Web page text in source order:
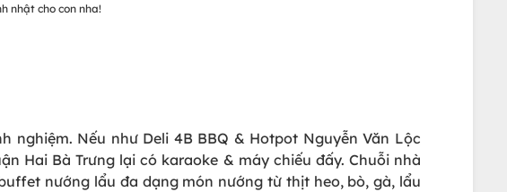
nhật cho con nha!
Nếu như Deli 4B BBQ & Hotpot Nguyễn Văn Lộc
Hai Bà Trưng lại có karaoke & máy chiếu đấy. Chuỗi nhà
nướng lẩu đa dạng món nướng từ thịt heo, bò, gà, lẩu